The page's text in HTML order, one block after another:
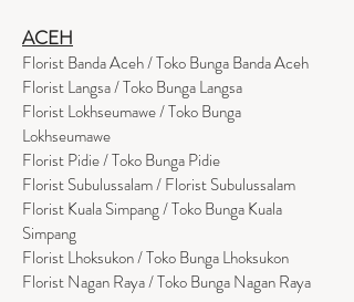
ACEH
Florist Banda Aceh / Toko Bunga Banda Aceh
Florist Langsa / Toko Bunga Langsa
Florist Lokhseumawe / Toko Bunga
Lokhseumawe
Florist Pidie / Toko Bunga Pidie
Florist Subulussalam / Florist Subulussalam
Florist Kuala Simpang / Toko Bunga Kuala
Simpang
Florist Lhoksukon / Toko Bunga Lhoksukon
Florist Nagan Raya / Toko Bunga Nagan Raya